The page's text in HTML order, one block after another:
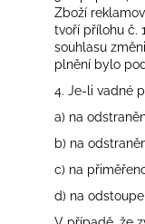
Zboží
tvoří přílohu č.
souhlasu
plnění bylo
4. Je-li vadné
a) na
b) na
c) na
d) na